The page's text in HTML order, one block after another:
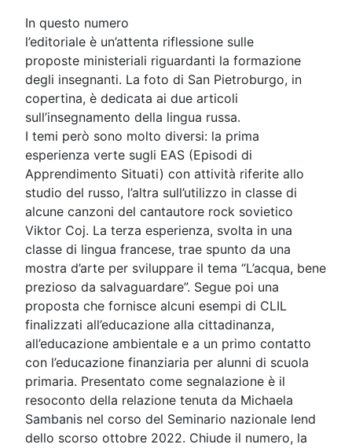
In questo numero
l’editoriale è un’attenta riflessione sulle
proposte ministeriali riguardanti la formazione
degli insegnanti. La foto di San Pietroburgo, in
copertina, è dedicata ai due articoli
sull’insegnamento della lingua russa.
I temi però sono molto diversi: la prima
esperienza verte sugli EAS (Episodi di
Apprendimento Situati) con attività riferite allo
studio del russo, l’altra sull’utilizzo in classe di
alcune canzoni del cantautore rock sovietico
Viktor Coj. La terza esperienza, svolta in una
classe di lingua francese, trae spunto da una
mostra d’arte per sviluppare il tema “L’acqua, bene
prezioso da salvaguardare”. Segue poi una
proposta che fornisce alcuni esempi di CLIL
finalizzati all’educazione alla cittadinanza,
all’educazione ambientale e a un primo contatto
con l’educazione finanziaria per alunni di scuola
primaria. Presentato come segnalazione è il
resoconto della relazione tenuta da Michaela
Sambanis nel corso del Seminario nazionale lend
dello scorso ottobre 2022. Chiude il numero, la